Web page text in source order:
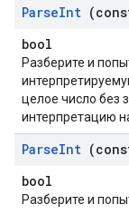
ParseInt
bool
Разберите и
целое число без
интерпретацию
ParseInt
bool
Разберите и